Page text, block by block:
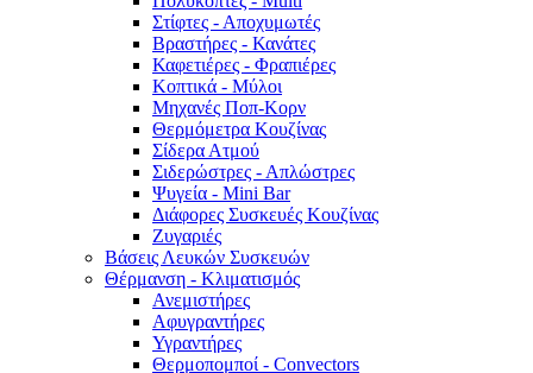
Στίφτες - Αποχυμωτές
Βραστήρες - Κανάτες
Καφετιέρες - Φραπιέρες
Κοπτικά - Μύλοι
Μηχανές Ποπ-Κορν
Θερμόμετρα Κουζίνας
Σίδερα Ατμού
Σιδερώστρες - Απλώστρες
Ψυγεία - Mini Bar
Διάφορες Συσκευές Κουζίνας
Ζυγαριές
Βάσεις Λευκών Συσκευών
Θέρμανση - Κλιματισμός
Ανεμιστήρες
Αφυγραντήρες
Υγραντήρες
Θερμοπομποί - Convectors